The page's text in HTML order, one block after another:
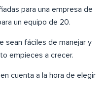
para una empresa de
un equipo de 20.
sean fáciles de manejar y
empieces a crecer.
cuenta a la hora de elegir